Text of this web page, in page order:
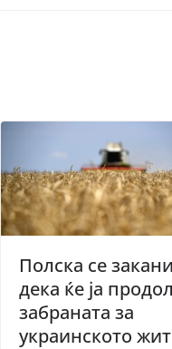
Полска се закани
дека ќе ја
забраната за
украинското